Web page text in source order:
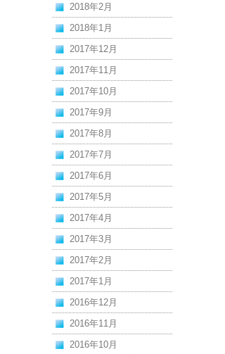
2018年2月
2018年1月
2017年12月
2017年11月
2017年10月
2017年9月
2017年8月
2017年7月
2017年6月
2017年5月
2017年4月
2017年3月
2017年2月
2017年1月
2016年12月
2016年11月
2016年10月